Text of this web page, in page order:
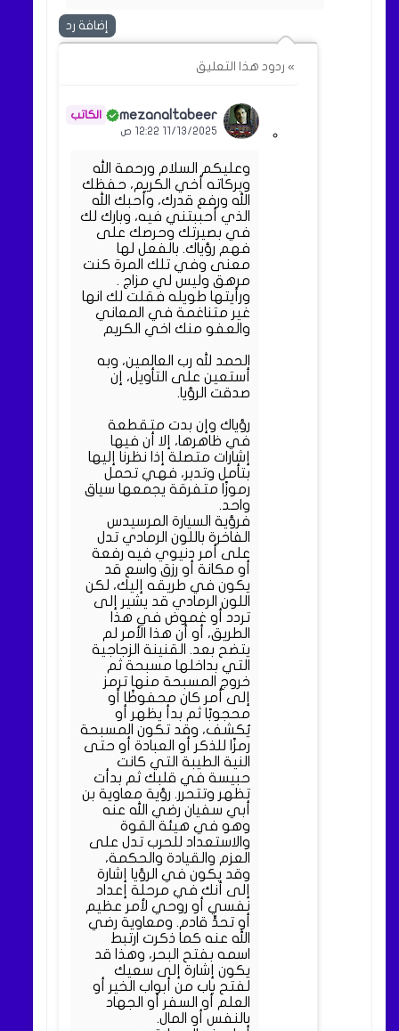
إضافة رد
» ردود هذا التعليق
mezanaltabeer
11/13/2025 12:22 ص
وعليكم السلام ورحمة الله
وبركاته أخي الكريم، حفظك
الله ورفع قدرك، وأحبك الله
الذي أحببتني فيه، وبارك لك
في بصيرتك وحرصك على
فهم رؤياك. بالفعل لها
معنى وفي تلك المرة كنت
مرهق وليس لي مزاج .
ورأيتها طويله فقلت لك انها
غير متناغمة في المعاني
والعفو منك اخي الكريم
الحمد لله رب العالمين، وبه
أستعين على التأويل، إن
صدقت الرؤيا.
رؤياك وإن بدت متقطعة
في ظاهرها، إلا أن فيها
إشارات متصلة إذا نظرنا إليها
بتأمل وتدبر، فهي تحمل
رموزًا متفرقة يجمعها سياق
واحد.
فرؤية السيارة المرسيدس
الفاخرة باللون الرمادي تدل
على أمر دنيوي فيه رفعة
أو مكانة أو رزق واسع قد
يكون في طريقه إليك، لكن
اللون الرمادي قد يشير إلى
تردد أو غموض في هذا
الطريق، أو أن هذا الأمر لم
يتضح بعد. القنينة الزجاجية
التي بداخلها مسبحة ثم
خروج المسبحة منها ترمز
إلى أمر كان محفوظًا أو
محجوبًا ثم بدأ يظهر أو
يُكشف، وقد تكون المسبحة
رمزًا للذكر أو العبادة أو حتى
النية الطيبة التي كانت
حبيسة في قلبك ثم بدأت
تظهر وتتحرر. رؤية معاوية بن
أبي سفيان رضي الله عنه
وهو في هيئة القوة
والاستعداد للحرب تدل على
العزم والقيادة والحكمة،
وقد يكون في الرؤيا إشارة
إلى أنك في مرحلة إعداد
نفسي أو روحي لأمر عظيم
أو تحدٍّ قادم. ومعاوية رضي
الله عنه كما ذكرت ارتبط
اسمه بفتح البحر، وهذا قد
يكون إشارة إلى سعيك
لفتح باب من أبواب الخير أو
العلم أو السفر أو الجهاد
بالنفس أو المال.